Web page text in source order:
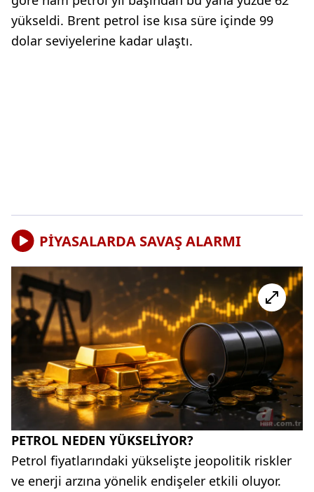
yükseldi. Brent petrol ise kısa süre içinde 99
dolar seviyelerine kadar ulaştı.
PİYASALARDA SAVAŞ ALARMI
PETROL NEDEN YÜKSELİYOR?
Petrol fiyatlarındaki yükselişte jeopolitik riskler
ve enerji arzına yönelik endişeler etkili oluyor.